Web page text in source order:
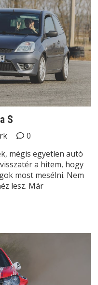
S
0
mégis egyetlen autó
a hitem, hogy
most mesélni. Nem
lesz. Már